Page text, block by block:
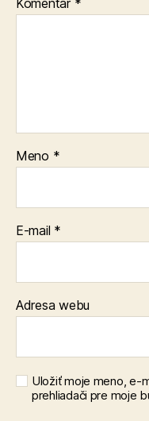
Meno *
E-mail *
Adresa webu
Uložiť moje meno, e-
prehliadači pre moje